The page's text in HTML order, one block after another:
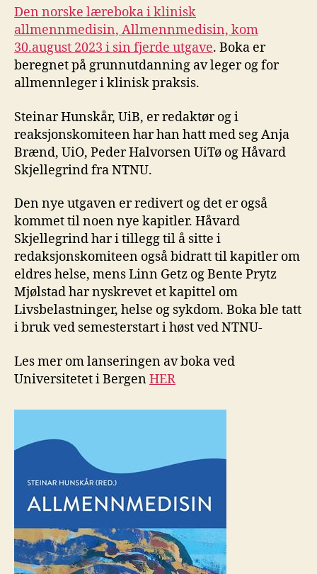
Den norske læreboka i klinisk
allmennmedisin, Allmennmedisin, kom
30.august 2023 i sin fjerde utgave. Boka er
beregnet på grunnutdanning av leger og for
allmennleger i klinisk praksis.
Steinar Hunskår, UiB, er redaktør og i
reaksjonskomiteen har han hatt med seg Anja
Brænd, UiO, Peder Halvorsen UiTø og Håvard
Skjellegrind fra NTNU.
Den nye utgaven er redivert og det er også
kommet til noen nye kapitler. Håvard
Skjellegrind har i tillegg til å sitte i
redaksjonskomiteen også bidratt til kapitler om
eldres helse, mens Linn Getz og Bente Prytz
Mjølstad har nyskrevet et kapittel om
Livsbelastninger, helse og sykdom. Boka ble tatt
i bruk ved semesterstart i høst ved NTNU-
Les mer om lanseringen av boka ved
Universitetet i BergenHER